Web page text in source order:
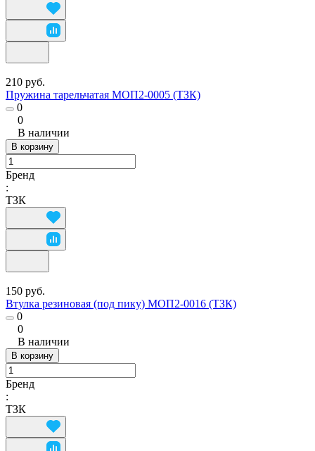
210 руб.
Пружина тарельчатая МОП2-0005 (ТЗК)
0
0
В наличии
В корзину
Бренд
:
ТЗК
150 руб.
Втулка резиновая (под пику) МОП2-0016 (ТЗК)
0
0
В наличии
В корзину
Бренд
:
ТЗК